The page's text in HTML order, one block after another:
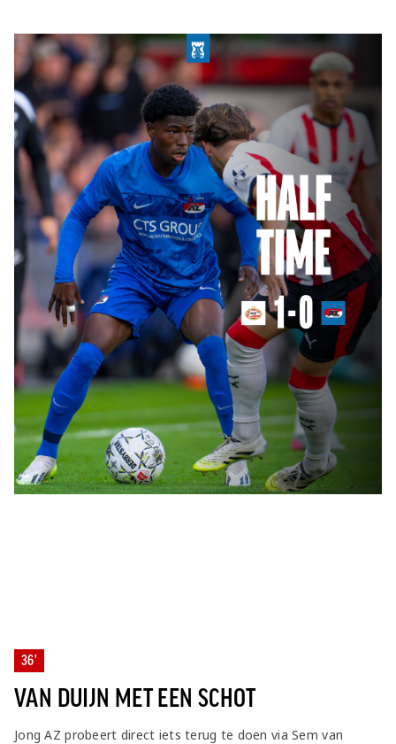
36'
VAN DUIJN MET EEN SCHOT
Jong AZ probeert direct iets terug te doen via Sem van